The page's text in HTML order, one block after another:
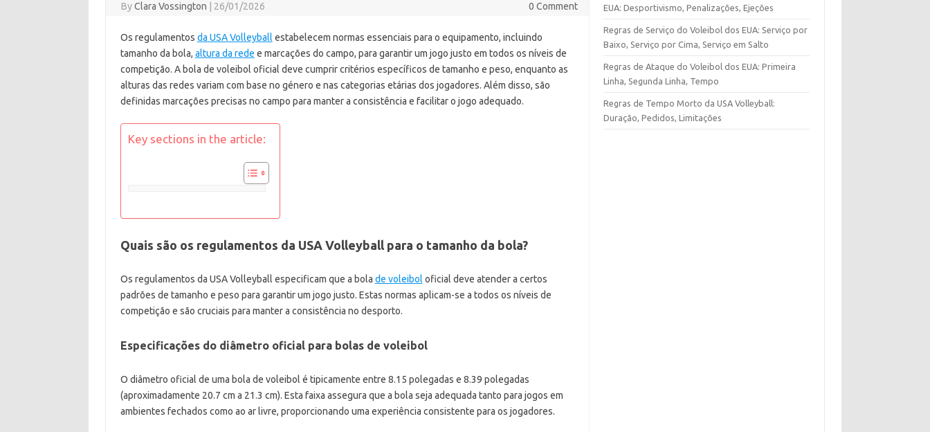
ByClara Vossington 26/01/2026 0 Comment
Os regulamentos da USA Volleyball estabelecem normas essenciais para o equipamento, incluindo
tamanho da bola, altura da rede e marcações do campo, para garantir um jogo justo em todos os níveis de
competição. A bola de voleibol oficial deve cumprir critérios específicos de tamanho e peso, enquanto as
alturas das redes variam com base no género e nas categorias etárias dos jogadores. Além disso, são
definidas marcações precisas no campo para manter a consistência e facilitar o jogo adequado.
Key sections in the article:
Quais são os regulamentos da USA Volleyball para o tamanho da bola?
Os regulamentos da USA Volleyball especificam que a bola de voleibol oficial deve atender a certos
padrões de tamanho e peso para garantir um jogo justo. Estas normas aplicam-se a todos os níveis de
competição e são cruciais para manter a consistência no desporto.
Especificações do diâmetro oficial para bolas de voleibol
O diâmetro oficial de uma bola de voleibol é tipicamente entre 8.15 polegadas e 8.39 polegadas
(aproximadamente 20.7 cm a 21.3 cm). Esta faixa assegura que a bola seja adequada tanto para jogos em
ambientes fechados como ao ar livre, proporcionando uma experiência consistente para os jogadores.
EUA: Desportivismo, Penalizações, Ejeções
Regras de Serviço do Voleibol dos EUA: Serviço por
Baixo, Serviço por Cima, Serviço em Salto
Regras de Ataque do Voleibol dos EUA: Primeira
Linha, Segunda Linha, Tempo
Regras de Tempo Morto da USA Volleyball:
Duração, Pedidos, Limitações